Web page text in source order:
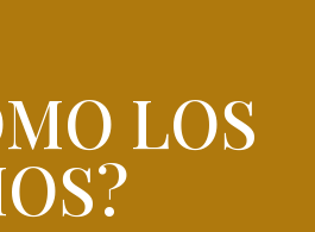
LOS